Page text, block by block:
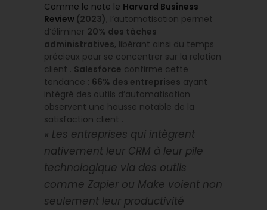
Comme le note le Harvard Business
Review (2023), l’automatisation permet
d’éliminer 20% des tâches
administratives, libérant ainsi du temps
précieux pour se concentrer sur la relation
client . Salesforce confirme cette
tendance : 66% des entreprises ayant
intégré des outils d’automatisation
observent une hausse notable de la
satisfaction client .
« Les entreprises qui intègrent
nativement leur CRM à leur pile
technologique via des outils
comme Zapier ou Make voient non
seulement leur productivité